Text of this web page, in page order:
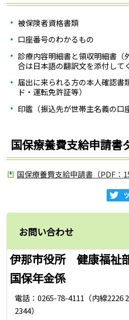
被保険者資格書類
口座番号のわかるもの
診療内容明細書と領収明細書（
合は日本語の翻訳文を添付して
届出に来られる方の本人確認書
ド・運転免許証等）
印鑑（振込先が世帯主名義の口
国保療養費支給申請書
国保療養費支給申請書（PDF：
お問い合わせ
伊那市役所 健康福
国保年金係
電話：0265-78-4111（内線2226
2344）